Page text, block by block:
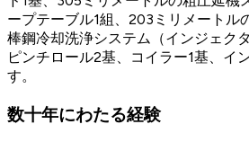
ープテーブル1組、203ミリメート
棒鋼冷却洗浄システム（インジェク
ピンチロール2基、コイラー1基、イ
す。
数十年にわたる経験